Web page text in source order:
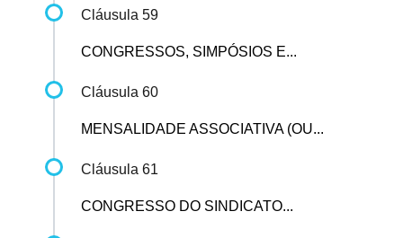
Cláusula 59
CONGRESSOS, SIMPÓSIOS E...
Cláusula 60
MENSALIDADE ASSOCIATIVA (OU...
Cláusula 61
CONGRESSO DO SINDICATO...